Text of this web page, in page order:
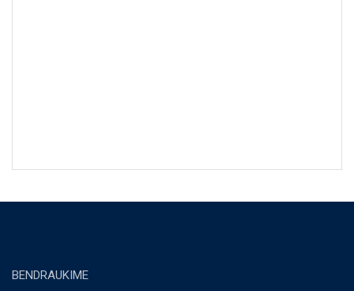
BENDRAUKIME